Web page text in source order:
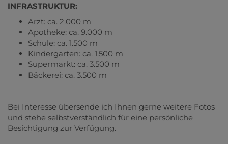
INFRASTRUKTUR:
Arzt: ca. 2.000 m
Apotheke: ca. 9.000 m
Schule: ca. 1.500 m
Kindergarten: ca. 1.500 m
Supermarkt: ca. 3.500 m
Bäckerei: ca. 3.500 m
Bei Interesse übersende ich Ihnen gerne weitere Fotos
und stehe selbstverständlich für eine persönliche
Besichtigung zur Verfügung.